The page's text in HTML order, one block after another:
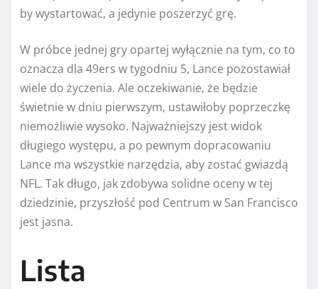
by wystartować, a jedynie poszerzyć grę.
W próbce jednej gry opartej wyłącznie na tym, co to
oznacza dla 49ers w tygodniu 5, Lance pozostawiał
wiele do życzenia. Ale oczekiwanie, że będzie
świetnie w dniu pierwszym, ustawiłoby poprzeczkę
niemożliwie wysoko. Najważniejszy jest widok
długiego występu, a po pewnym dopracowaniu
Lance ma wszystkie narzędzia, aby zostać gwiazdą
NFL. Tak długo, jak zdobywa solidne oceny w tej
dziedzinie, przyszłość pod Centrum w San Francisco
jest jasna.
Lista